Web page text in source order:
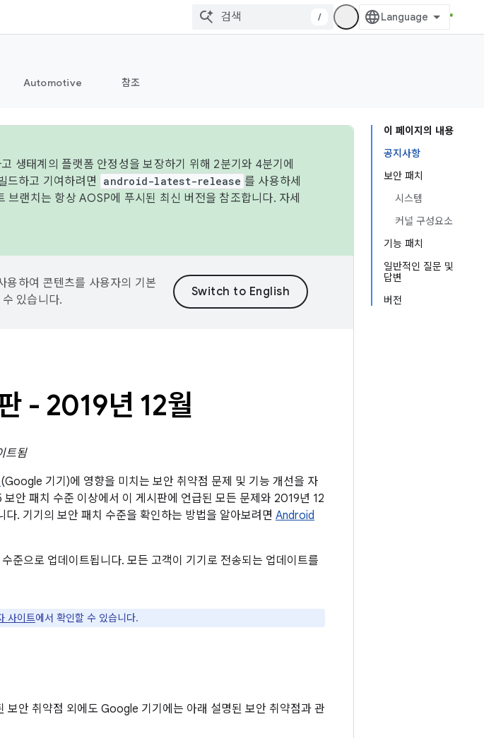
/
Automotive 참조
이 페이지의 내용
공지사항
보안 패치
시스템
커널 구성요소
기능 패치
일반적인 질문 및
답변
버전
생태계의 플랫폼 안정성을 보장하기 위해 2분기와 4분기에
드하고 기여하려면
android-latest-release 를 사용하세
브랜치는 항상 AOSP에 푸시된 최신 버전을 참조합니다. 자세
하여 콘텐츠를 사용자의 기본
있습니다.
- 2019년 12월
트됨
(Google 기기)에 영향을 미치는 보안 취약점 문제 및 기능 개선을 자
안 패치 수준 이상에서 이 게시판에 언급된 모든 문제와 2019년 12
. 기기의 보안 패치 수준을 확인하는 방법을 알아보려면 Android
으로 업데이트됩니다. 모든 고객이 기기로 전송되는 업데이트를
사이트에서 확인할 수 있습니다.
안 취약점 외에도 Google 기기에는 아래 설명된 보안 취약점과 관